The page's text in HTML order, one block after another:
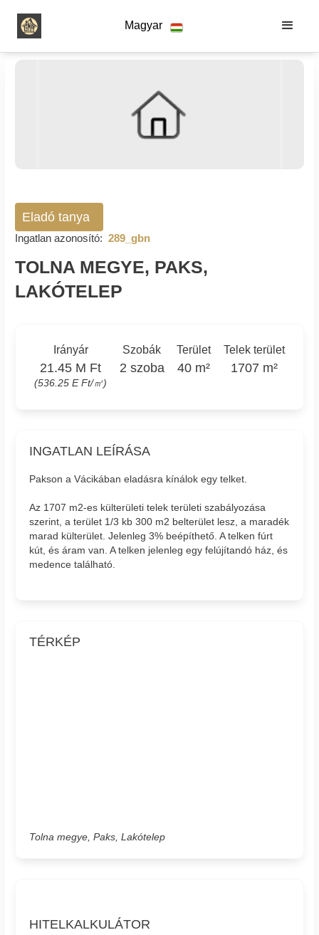
Magyar
Eladó tanya
Ingatlan azonosító: 289_gbn
TOLNA MEGYE, PAKS,
LAKÓTELEP
Irányár
21.45 M Ft
(536.25 E Ft/㎡)
Szobák
2 szoba
Terület
40 m²
Telek terület
1707 m²
INGATLAN LEÍRÁSA
Pakson a Vácikában eladásra kínálok egy telket.
Az 1707 m2-es külterületi telek területi szabályozása
szerint, a terület 1/3 kb 300 m2 belterület lesz, a maradék
marad külterület. Jelenleg 3% beépíthető. A telken fúrt
kút, és áram van. A telken jelenleg egy felújítandó ház, és
medence található.
TÉRKÉP
Tolna megye, Paks, Lakótelep
HITELKALKULÁTOR